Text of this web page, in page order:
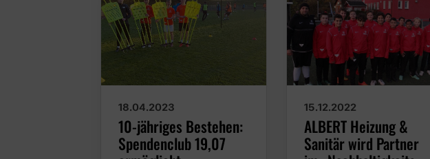
18.04.2023
10-jähriges Bestehen:
Spendenclub 19,07
15.12.2022
ALBERT Heizung &
Sanitär wird Partner